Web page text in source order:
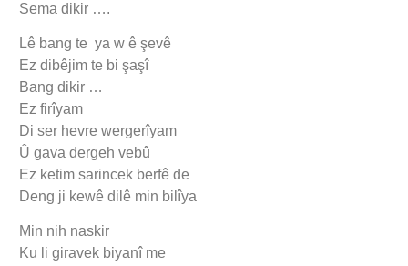
Sema dikir ….
Lê bang te ya w ê şevê
Ez dibêjim te bi şaşî
Bang dikir …
Ez firîyam
Di ser hevre wergerîyam
Û gava dergeh vebû
Ez ketim sarincek berfê de
Deng ji kewê dilê min bilîya
Min nih naskir
Ku li giravek biyanî me